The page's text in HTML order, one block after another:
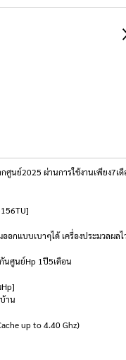
ย์2025 ผ่านการใช้งานเพียง7เดื
อกแบบเบาๆได้ เครื่องประมวลผลไ
นศูนย์Hp 1ปี5เดือน
าน
up to 4.40 Ghz)